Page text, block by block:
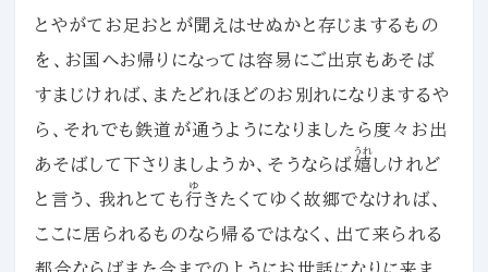
とやがてお足おとが聞えはせぬかと存じまするもの
を、お国へお帰りになっては容易にご出京もあそば
すまじければ、またどれほどのお別れになりまするや
ら、それでも鉄道が通うようになりましたら度々お出
あそばして下さりましようか、そうならば嬉
うれ
しけれど
と言う、我れとても行
ゆ
きたくてゆく故郷でなければ、
ここに居られるものなら帰るではなく、出て来られる
都合ならばまた今までのようにお世話になりに来ま